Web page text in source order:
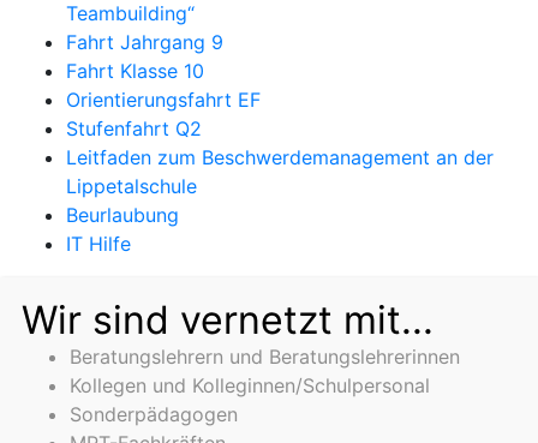
Teambuilding“
Fahrt Jahrgang 9
Fahrt Klasse 10
Orientierungsfahrt EF
Stufenfahrt Q2
Leitfaden zum Beschwerdemanagement an der
Lippetalschule
Beurlaubung
IT Hilfe
Wir sind vernetzt mit...
Beratungslehrern und Beratungslehrerinnen
Kollegen und Kolleginnen/Schulpersonal
Sonderpädagogen